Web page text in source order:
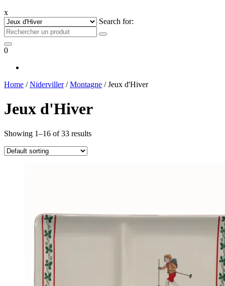
x
Search for:
0
Home /Niderviller/Montagne / Jeux d'Hiver
Jeux d'Hiver
Showing 1–16 of 33 results